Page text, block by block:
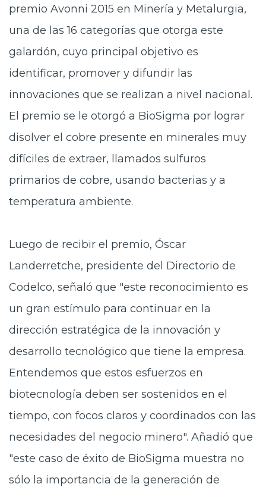
premio Avonni 2015 en Minería y Metalurgia,
una de las 16 categorías que otorga este
galardón, cuyo principal objetivo es
identificar, promover y difundir las
innovaciones que se realizan a nivel nacional.
El premio se le otorgó a BioSigma por lograr
disolver el cobre presente en minerales muy
difíciles de extraer, llamados sulfuros
primarios de cobre, usando bacterias y a
temperatura ambiente.
Luego de recibir el premio, Óscar
Landerretche, presidente del Directorio de
Codelco, señaló que "este reconocimiento es
un gran estímulo para continuar en la
dirección estratégica de la innovación y
desarrollo tecnológico que tiene la empresa.
Entendemos que estos esfuerzos en
biotecnología deben ser sostenidos en el
tiempo, con focos claros y coordinados con las
necesidades del negocio minero". Añadió que
"este caso de éxito de BioSigma muestra no
sólo la importancia de la generación de